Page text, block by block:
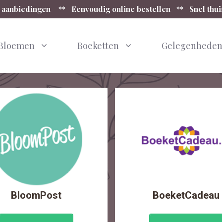
aanbiedingen ** Eenvoudig online bestellen ** Snel
Boeketten Gelegenheden
BloomPost BoeketCadeau